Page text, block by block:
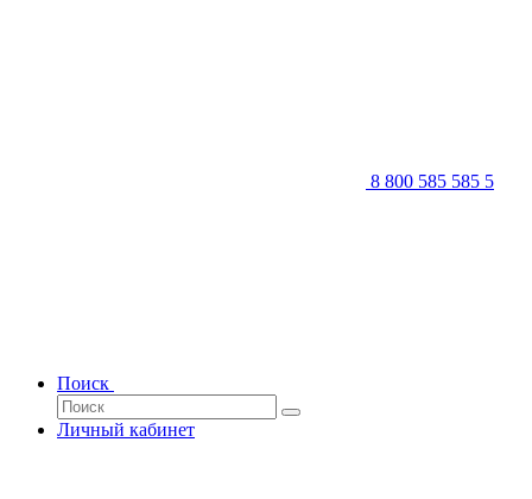
8 800 585 585 5
Поиск
Личный кабинет